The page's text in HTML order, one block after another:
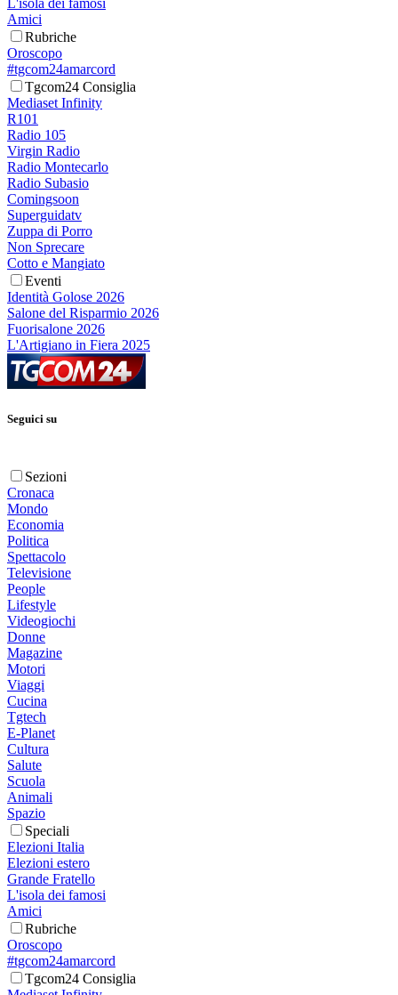
L'isola dei famosi
Amici
Rubriche
Oroscopo
#tgcom24amarcord
Tgcom24 Consiglia
Mediaset Infinity
R101
Radio 105
Virgin Radio
Radio Montecarlo
Radio Subasio
Comingsoon
Superguidatv
Zuppa di Porro
Non Sprecare
Cotto e Mangiato
Eventi
Identità Golose 2026
Salone del Risparmio 2026
Fuorisalone 2026
L'Artigiano in Fiera 2025
Seguici su
Sezioni
Cronaca
Mondo
Economia
Politica
Spettacolo
Televisione
People
Lifestyle
Videogiochi
Donne
Magazine
Motori
Viaggi
Cucina
Tgtech
E-Planet
Cultura
Salute
Scuola
Animali
Spazio
Speciali
Elezioni Italia
Elezioni estero
Grande Fratello
L'isola dei famosi
Amici
Rubriche
Oroscopo
#tgcom24amarcord
Tgcom24 Consiglia